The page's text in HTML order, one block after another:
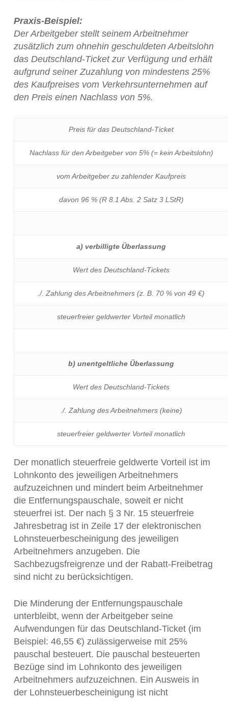
Praxis-Beispiel:
Der Arbeitgeber stellt seinem Arbeitnehmer
zusätzlich zum ohnehin geschuldeten Arbeitslohn
das Deutschland-Ticket zur Verfügung und erhält
aufgrund seiner Zuzahlung von mindestens 25%
des Kaufpreises vom Verkehrsunternehmen auf
den Preis einen Nachlass von 5%.
Preis für das Deutschland-Ticket
Nachlass für den Arbeitgeber von 5% (= kein Arbeitslohn)
vom Arbeitgeber zu zahlender Kaufpreis
davon 96 % (R 8.1 Abs. 2 Satz 3 LStR)
a) verbilligte Überlassung
Wert des Deutschland-Tickets
./. Zahlung des Arbeitnehmers (z. B. 70 % von 49 €)
steuerfreier geldwerter Vorteil monatlich
b) unentgeltliche Überlassung
Wert des Deutschland-Tickets
./. Zahlung des Arbeitnehmers (keine)
steuerfreier geldwerter Vorteil monatlich
Der monatlich steuerfreie geldwerte Vorteil ist im
Lohnkonto des jeweiligen Arbeitnehmers
aufzuzeichnen und mindert beim Arbeitnehmer
die Entfernungspauschale, soweit er nicht
steuerfrei ist. Der nach § 3 Nr. 15 steuerfreie
Jahresbetrag ist in Zeile 17 der elektronischen
Lohnsteuerbescheinigung des jeweiligen
Arbeitnehmers anzugeben. Die
Sachbezugsfreigrenze und der Rabatt-Freibetrag
sind nicht zu berücksichtigen.
Die Minderung der Entfernungspauschale
unterbleibt, wenn der Arbeitgeber seine
Aufwendungen für das Deutschland-Ticket (im
Beispiel: 46,55 €) zulässigerweise mit 25%
pauschal besteuert. Die pauschal besteuerten
Bezüge sind im Lohnkonto des jeweiligen
Arbeitnehmers aufzuzeichnen. Ein Ausweis in
der Lohnsteuerbescheinigung ist nicht